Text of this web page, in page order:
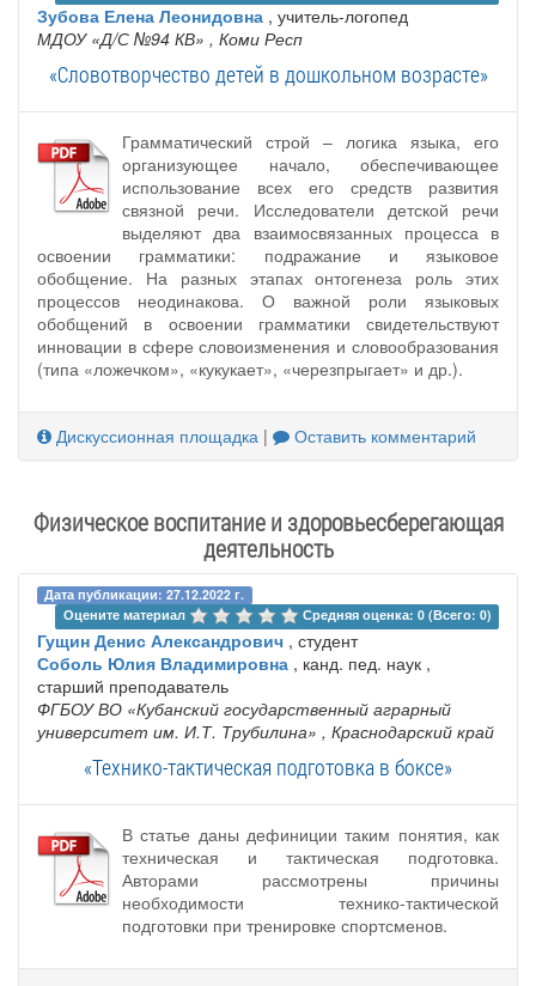
Зубова Елена Леонидовна , учитель-логопед
МДОУ «Д/С №94 КВ» , Коми Респ
«Словотворчество детей в дошкольном возрасте»
Грамматический строй – логика языка, его
организующее начало, обеспечивающее
использование всех его средств развития
связной речи. Исследователи детской речи
выделяют два взаимосвязанных процесса в
освоении грамматики: подражание и языковое
обобщение. На разных этапах онтогенеза роль этих
процессов неодинакова. О важной роли языковых
обобщений в освоении грамматики свидетельствуют
инновации в сфере словоизменения и словообразования
(типа «ложечком», «кукукает», «черезпрыгает» и др.).
Дискуссионная площадка | Оставить комментарий
Физическое воспитание и здоровьесберегающая
деятельность
Дата публикации: 27.12.2022 г.
Оцените материал
Средняя оценка: 0 (Всего: 0)
Гущин Денис Александрович , студент
Соболь Юлия Владимировна , канд. пед. наук ,
старший преподаватель
ФГБОУ ВО «Кубанский государственный аграрный
университет им. И.Т. Трубилина» , Краснодарский край
«Технико-тактическая подготовка в боксе»
В статье даны дефиниции таким понятия, как
техническая и тактическая подготовка.
Авторами рассмотрены причины
необходимости технико-тактической
подготовки при тренировке спортсменов.